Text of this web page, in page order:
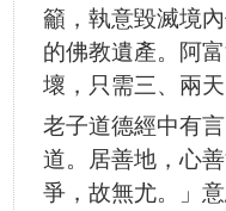
籲，執意毀滅境
的佛教遺產。阿
壞，只需三、兩
老子道德經中有
道。居善地，心
爭，故無尤。」